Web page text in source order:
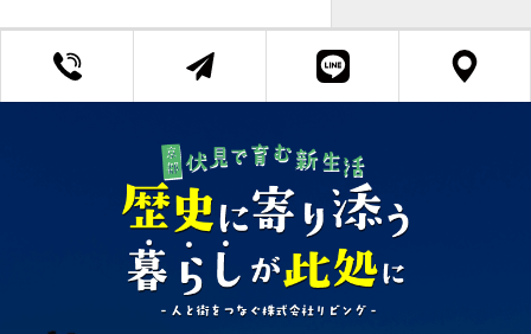
京都府知事 (3) 第13382号
Copyright ©リビング All Rights Reserved.